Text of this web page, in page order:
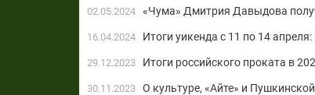
02.05.2024 «Чума» Дмитрия Давыдова
16.04.2024 Итоги уикенда с 11 по 14
29.12.2023 Итоги российского проката в
30.11.2023 О культуре, «Айте» и